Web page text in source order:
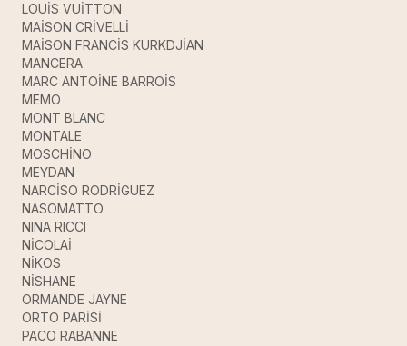
LOUİS VUİTTON
MAİSON CRİVELLİ
MAİSON FRANCİS KURKDJİAN
MANCERA
MARC ANTOİNE BARROİS
MEMO
MONT BLANC
MONTALE
MOSCHİNO
MEYDAN
NARCİSO RODRİGUEZ
NASOMATTO
NINA RICCI
NİCOLAİ
NİKOS
NİSHANE
ORMANDE JAYNE
ORTO PARİSİ
PACO RABANNE